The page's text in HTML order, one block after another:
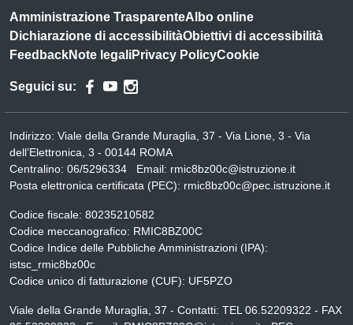
Amministrazione TrasparenteAlbo online
Dichiarazione di accessibilitàObiettivi di accessibilità
FeedbackNote legaliPrivacy PolicyCookie
Seguici su:
Indirizzo: Viale della Grande Muraglia, 37 - Via Lione, 3 - Via
dell’Elettronica, 3 - 00144 ROMA
Centralino: 06/5296334 Email: rmic8bz00c@istruzione.it
Posta elettronica certificata (PEC): rmic8bz00c@pec.istruzione.it
Codice fiscale: 80235210582
Codice meccanografico: RMIC8BZ00C
Codice Indice delle Pubbliche Amministrazioni (IPA):
istsc_rmic8bz00c
Codice unico di fatturazione (CUF): UF5PZO
Viale della Grande Muraglia, 37 - Contatti: TEL 06.52209322 - FAX